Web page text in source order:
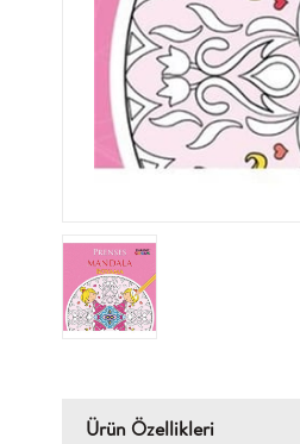
Ürün Özellikleri